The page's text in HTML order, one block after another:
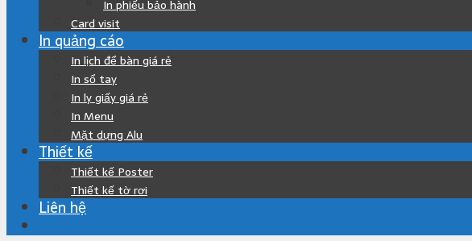
In phiếu bảo hành
Card visit
In quảng cáo
In lịch để bàn giá rẻ
In sổ tay
In ly giấy giá rẻ
In Menu
Mặt dựng Alu
Thiết kế
Thiết kế Poster
Thiết kế tờ rơi
Liên hệ